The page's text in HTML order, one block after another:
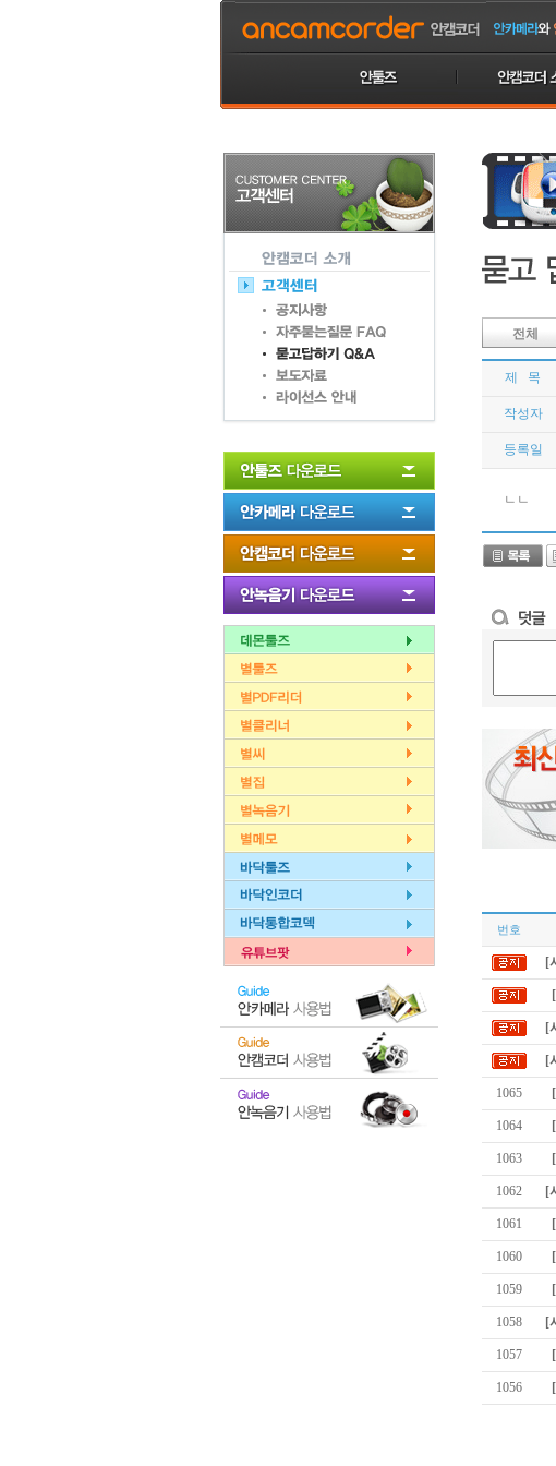
전체
제 목
작성자
등록일
ㄴㄴ
번호
[
[
[
1065
1064
1063
1062 [
1061
1060
1059
1058 [
1057
1056